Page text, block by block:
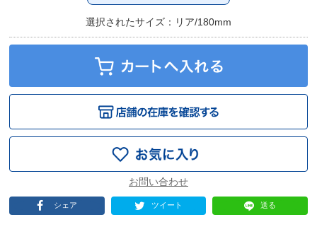
選択されたサイズ：リア/180mm
シェア ツイート 送る